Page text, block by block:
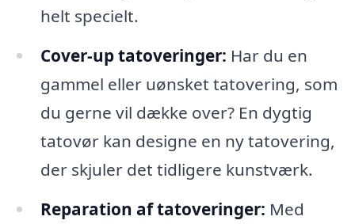
helt specielt.
Cover-up tatoveringer: Har du en
gammel eller uønsket tatovering, som
du gerne vil dække over? En dygtig
tatovør kan designe en ny tatovering,
der skjuler det tidligere kunstværk.
Reparation af tatoveringer: Med